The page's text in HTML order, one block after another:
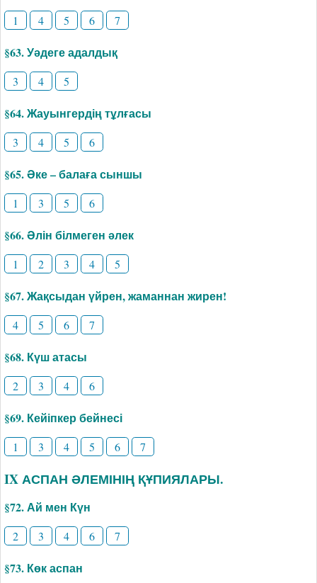
1 4 5 6 7
§63. Уәдеге адалдық
3 4 5
§64. Жауынгердің тұлғасы
3 4 5 6
§65. Әке – балаға сыншы
1 3 5 6
§66. Әлін білмеген әлек
1 2 3 4 5
§67. Жақсыдан үйрен, жаманнан жирен!
4 5 6 7
§68. Күш атасы
2 3 4 6
§69. Кейіпкер бейнесі
1 3 4 5 6 7
IX АСПАН ӘЛЕМІНІҢ ҚҰПИЯЛАРЫ.
§72. Ай мен Күн
2 3 4 6 7
§73. Көк аспан